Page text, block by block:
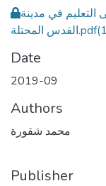
التعليم في مدينة
القدس المحتلة.pdf
Date
2019-09
Authors
محمد شقورة
Publisher